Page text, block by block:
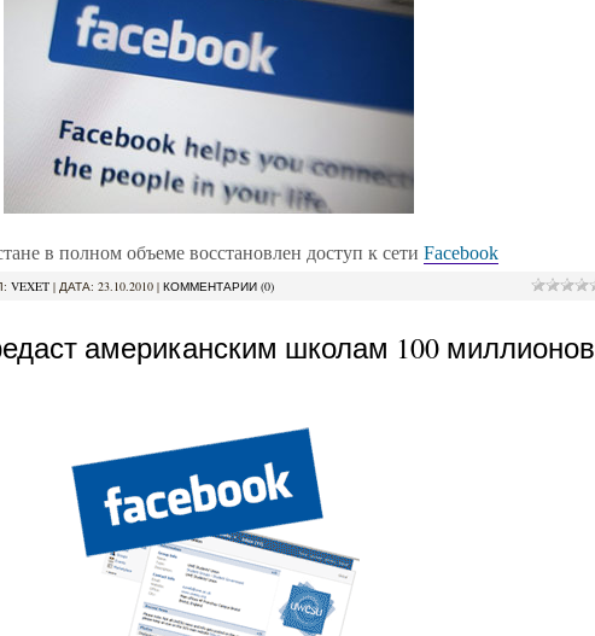
в полном объеме восстановлен доступ к сети Facebook
VEXET | ДАТА: 23.10.2010 | КОММЕНТАРИИ (0)
американским школам 100 миллионов